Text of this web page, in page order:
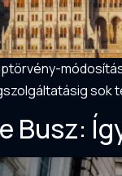
sok
Busz: